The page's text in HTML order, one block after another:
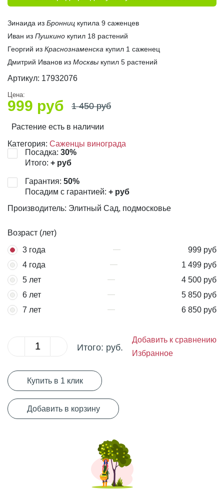
Зинаида из Бронниц купила 9 саженцев
Иван из Пушкино купил 18 растений
Георгий из Краснознаменска купил 1 саженец
Дмитрий Иванов из Москвы купил 5 растений
Артикул: 17932076
Цена:
999 руб 1 450руб
Растение есть в наличии
Категория: Саженцы винограда
Посадка: 30%
Итого: + руб
Гарантия: 50%
Посадим с гарантией: + руб
Производитель: Элитный Сад, подмосковье
Возраст (лет)
3 года
999 руб
4 года
1 499 руб
5 лет
4 500 руб
6 лет
5 850 руб
7 лет
6 850 руб
Итого: руб.
Добавить к сравнению
Избранное
Купить в 1 клик
Добавить в корзину